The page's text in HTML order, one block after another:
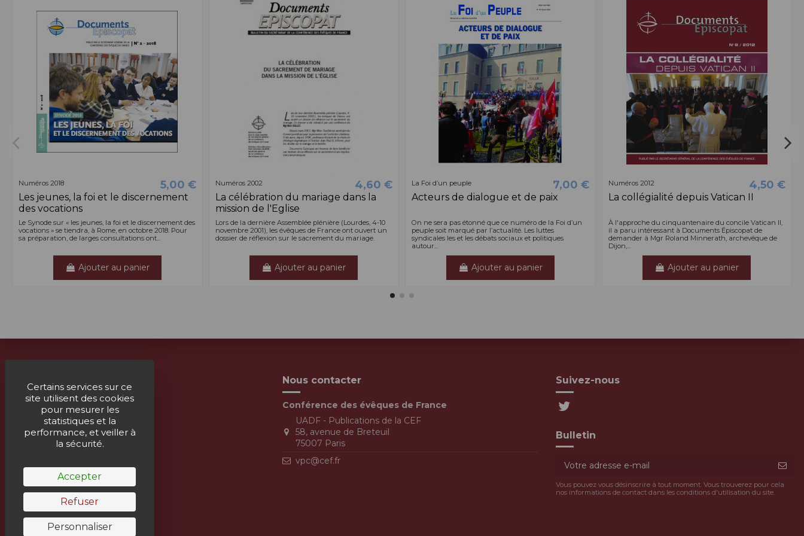
Certains services sur ce
site utilisent des cookies
pour mesurer les
statistiques et la
performance, et veiller à
la sécurité.
Accepter
Refuser
Personnaliser
Numéros 2018 5,00 €
Les jeunes, la foi et le discernement
des vocations
Le Synode sur « les jeunes, la foi et le discernement des
vocations » se tiendra, à Rome, en octobre 2018. Pour
sa préparation, de larges consultations ont...
Ajouter au panier
Numéros 2002 4,60 €
La célébration du mariage dans la
mission de l'Eglise
Lors de la dernière Assemblée plénière (Lourdes, 4-10
novembre 2001), les évêques de France ont ouvert un
dossier de réflexion sur le sacrement du mariage.
Ajouter au panier
La Foi d’un peuple 7,00 €
Acteurs de dialogue et de paix
On ne sera pas étonné que ce numéro de la Foi d’un
peuple soit marqué par l’actualité. Les luttes
syndicales les et les débats sociaux et politiques
autour...
Ajouter au panier
Numéros 2012 4,50 €
La collégialité depuis Vatican II
À l'approche du cinquantenaire du concile Vatican II,
il a paru intéressant à Documents Épiscopat de
demander à Mgr Roland Minnerath, archevêque de
Dijon,...
Ajouter au panier
Livraison
Mentions légales
Paiement sécurisé
Un service humain
Nous contacter
Conférence des évêques de France
UADF - Publications de la CEF
58, avenue de Breteuil
75007 Paris
vpc@cef.fr
Suivez-nous
Bulletin
Vous pouvez vous désinscrire à tout moment. Vous trouverez pour cela
nos informations de contact dans les conditions d'utilisation du site.